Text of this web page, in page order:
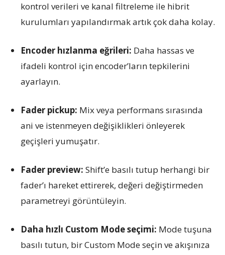
kontrol verileri ve kanal filtreleme ile hibrit
kurulumları yapılandırmak artık çok daha kolay.
Encoder hızlanma eğrileri: Daha hassas ve
ifadeli kontrol için encoder’ların tepkilerini
ayarlayın.
Fader pickup: Mix veya performans sırasında
ani ve istenmeyen değişiklikleri önleyerek
geçişleri yumuşatır.
Fader preview: Shift’e basılı tutup herhangi bir
fader’ı hareket ettirerek, değeri değiştirmeden
parametreyi görüntüleyin.
Daha hızlı Custom Mode seçimi: Mode tuşuna
basılı tutun, bir Custom Mode seçin ve akışınıza